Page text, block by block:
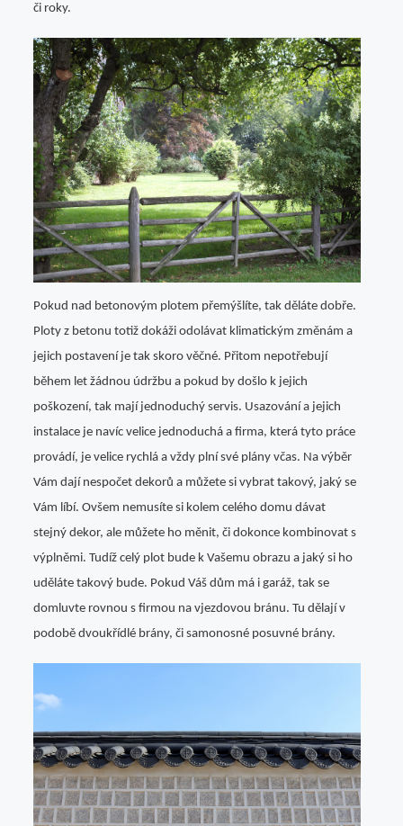
či roky.
Pokud nad betonovým plotem přemýšlíte, tak děláte dobře.
Ploty z betonu totiž dokáži odolávat klimatickým změnám a
jejich postavení je tak skoro věčné. Přitom nepotřebují
během let žádnou údržbu a pokud by došlo k jejich
poškození, tak mají jednoduchý servis. Usazování a jejich
instalace je navíc velice jednoduchá a firma, která tyto práce
provádí, je velice rychlá a vždy plní své plány včas. Na výběr
Vám dají nespočet dekorů a můžete si vybrat takový, jaký se
Vám líbí. Ovšem nemusíte si kolem celého domu dávat
stejný dekor, ale můžete ho měnit, či dokonce kombinovat s
výplněmi. Tudíž celý plot bude k Vašemu obrazu a jaký si ho
uděláte takový bude. Pokud Váš dům má i garáž, tak se
domluvte rovnou s firmou na vjezdovou bránu. Tu dělají v
podobě dvoukřídlé brány, či samonosné posuvné brány.